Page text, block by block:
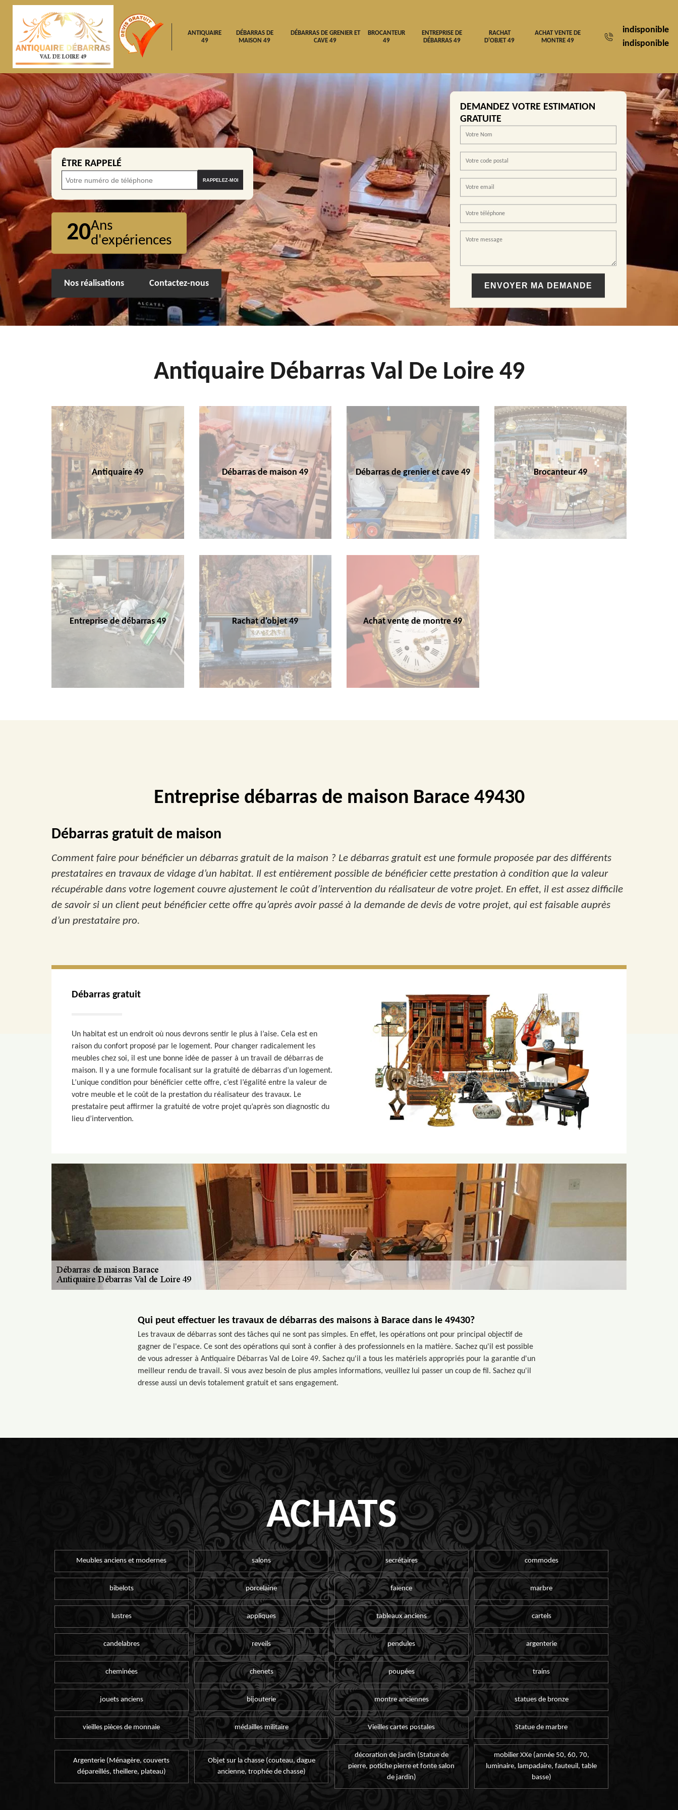
ANTIQUAIRE
49
DÉBARRAS DE
MAISON 49
DÉBARRAS DE GRENIER ET
CAVE 49
BROCANTEUR
49
ENTREPRISE DE
DÉBARRAS 49
RACHAT
D'OBJET 49
ACHAT VENTE DE
MONTRE 49
indisponible
indisponible
ÊTRE RAPPELÉ
20Ans
d'expériences
Nos réalisations Contactez-nous
DEMANDEZ VOTRE ESTIMATION
GRATUITE
Antiquaire Débarras Val De Loire 49
Antiquaire 49 Débarras de maison 49 Débarras de grenier et cave 49 Brocanteur 49
Entreprise de débarras 49 Rachat d'objet 49 Achat vente de montre 49
Entreprise débarras de maison Barace 49430
Débarras gratuit de maison
Comment faire pour bénéficier un débarras gratuit de la maison ? Le débarras gratuit est une formule proposée par des différents
prestataires en travaux de vidage d’un habitat. Il est entièrement possible de bénéficier cette prestation à condition que la valeur
récupérable dans votre logement couvre ajustement le coût d’intervention du réalisateur de votre projet. En effet, il est assez difficile
de savoir si un client peut bénéficier cette offre qu’après avoir passé à la demande de devis de votre projet, qui est faisable auprès
d’un prestataire pro.
Débarras gratuit
Un habitat est un endroit où nous devrons sentir le plus à l’aise. Cela est en
raison du confort proposé par le logement. Pour changer radicalement les
meubles chez soi, il est une bonne idée de passer à un travail de débarras de
maison. Il y a une formule focalisant sur la gratuité de débarras d’un logement.
L’unique condition pour bénéficier cette offre, c’est l’égalité entre la valeur de
votre meuble et le coût de la prestation du réalisateur des travaux. Le
prestataire peut affirmer la gratuité de votre projet qu’après son diagnostic du
lieu d’intervention.
Qui peut effectuer les travaux de débarras des maisons à Barace dans le 49430?
Les travaux de débarras sont des tâches qui ne sont pas simples. En effet, les opérations ont pour principal objectif de
gagner de l'espace. Ce sont des opérations qui sont à confier à des professionnels en la matière. Sachez qu'il est possible
de vous adresser à Antiquaire Débarras Val de Loire 49. Sachez qu'il a tous les matériels appropriés pour la garantie d'un
meilleur rendu de travail. Si vous avez besoin de plus amples informations, veuillez lui passer un coup de fil. Sachez qu'il
dresse aussi un devis totalement gratuit et sans engagement.
ACHATS
Meubles anciens et modernes salons secrétaires commodes
bibelots porcelaine faïence marbre
lustres appliques tableaux anciens cartels
candelabres reveils pendules argenterie
cheminées chenets poupées trains
jouets anciens bijouterie montre anciennes statues de bronze
vieilles pièces de monnaie médailles militaire Vieilles cartes postales Statue de marbre
Argenterie (Ménagère, couverts
dépareillés, theillere, plateau)
Objet sur la chasse (couteau, dague
ancienne, trophée de chasse)
décoration de jardin (Statue de
pierre, potiche pierre et fonte salon
de jardin)
mobilier XXe (année 50, 60, 70,
luminaire, lampadaire, fauteuil, table
basse)